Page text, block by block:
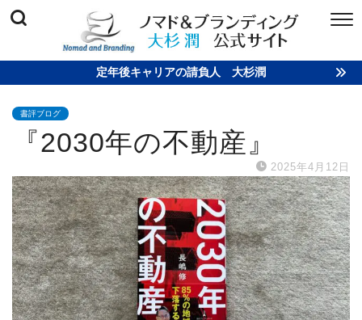
定年後キャリアの請負人 大杉潤
書評ブログ
『2030年の不動産』
2025年4月12日